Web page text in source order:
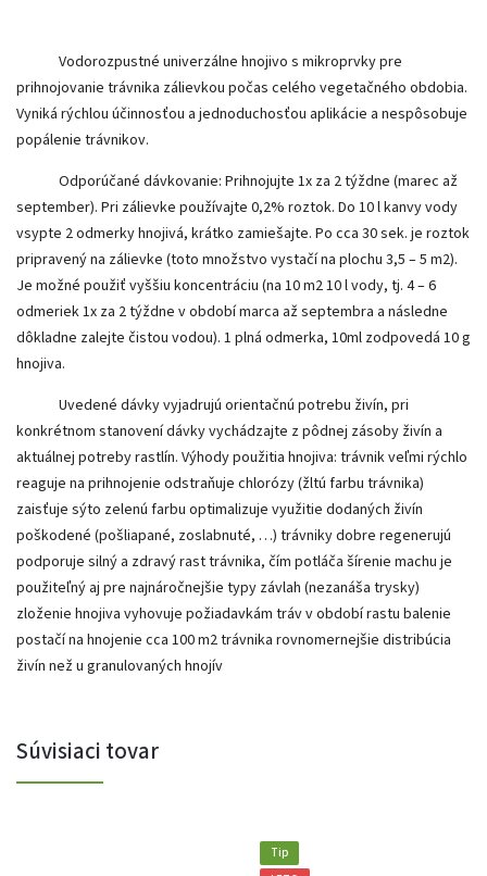
Vodorozpustné univerzálne hnojivo s mikroprvky pre
prihnojovanie trávnika zálievkou počas celého vegetačného obdobia.
Vyniká rýchlou účinnosťou a jednoduchosťou aplikácie a nespôsobuje
popálenie trávnikov.
Odporúčané dávkovanie: Prihnojujte 1x za 2 týždne (marec až
september). Pri zálievke používajte 0,2% roztok. Do 10 l kanvy vody
vsypte 2 odmerky hnojivá, krátko zamiešajte. Po cca 30 sek. je roztok
pripravený na zálievke (toto množstvo vystačí na plochu 3,5 – 5 m2).
Je možné použiť vyššiu koncentráciu (na 10 m2 10 l vody, tj. 4 – 6
odmeriek 1x za 2 týždne v období marca až septembra a následne
dôkladne zalejte čistou vodou). 1 plná odmerka, 10ml zodpovedá 10 g
hnojiva.
Uvedené dávky vyjadrujú orientačnú potrebu živín, pri
konkrétnom stanovení dávky vychádzajte z pôdnej zásoby živín a
aktuálnej potreby rastlín. Výhody použitia hnojiva: trávnik veľmi rýchlo
reaguje na prihnojenie odstraňuje chlorózy (žltú farbu trávnika)
zaisťuje sýto zelenú farbu optimalizuje využitie dodaných živín
poškodené (pošliapané, zoslabnuté, …) trávniky dobre regenerujú
podporuje silný a zdravý rast trávnika, čím potláča šírenie machu je
použiteľný aj pre najnáročnejšie typy závlah (nezanáša trysky)
zloženie hnojiva vyhovuje požiadavkám tráv v období rastu balenie
postačí na hnojenie cca 100 m2 trávnika rovnomernejšie distribúcia
živín než u granulovaných hnojív
Súvisiaci tovar
Tip